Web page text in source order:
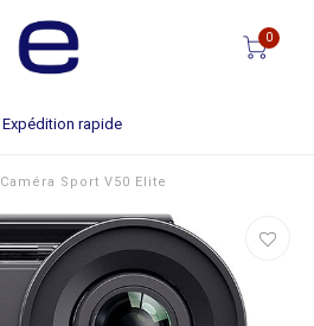
0
Expédition rapide
Caméra Sport V50 Elite